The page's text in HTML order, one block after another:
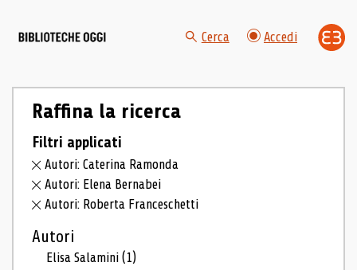
Cerca Accedi
Raffina la ricerca
Filtri applicati
Autori: Caterina Ramonda
Autori: Elena Bernabei
Autori: Roberta Franceschetti
Autori
Elisa Salamini(1)